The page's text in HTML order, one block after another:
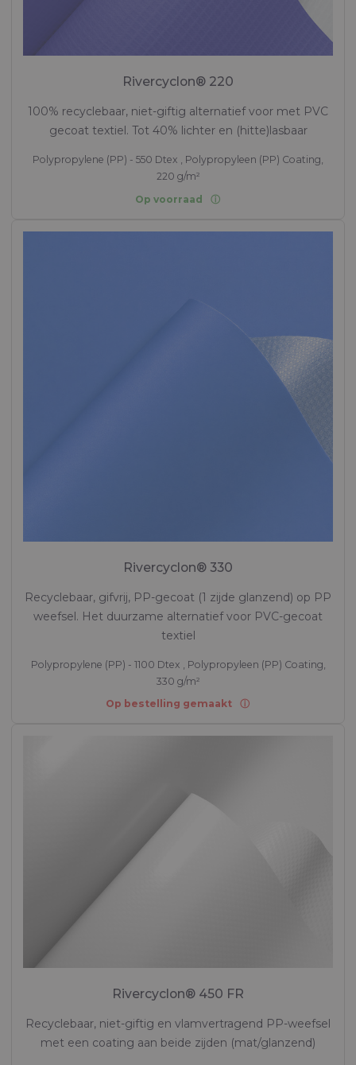
Rivercyclon® 220
100% recyclebaar, niet-giftig alternatief voor met PVC
gecoat textiel. Tot 40% lichter en (hitte)lasbaar
Polypropylene (PP) - 550 Dtex , Polypropyleen (PP) Coating,
220 g/m²
Op voorraad
Rivercyclon® 330
Recyclebaar, gifvrij, PP-gecoat (1 zijde glanzend) op PP
weefsel. Het duurzame alternatief voor PVC-gecoat
textiel
Polypropylene (PP) - 1100 Dtex , Polypropyleen (PP) Coating,
330 g/m²
Op bestelling gemaakt
Rivercyclon® 450 FR
Recyclebaar, niet-giftig en vlamvertragend PP-weefsel
met een coating aan beide zijden (mat/glanzend)